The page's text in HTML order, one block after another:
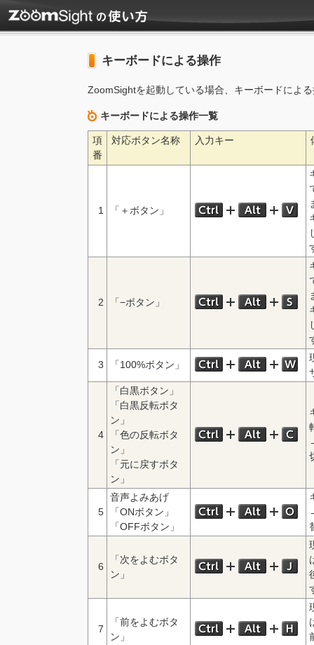
キーボードによる操作
ZoomSightを起動している場合、キーボードによ
キーボードによる操作一覧
項
番
対応ボタン名称 入力キー
1 「＋ボタン」
2 「−ボタン」
3 「100%ボタン」
4
「白黒ボタン」
「白黒反転ボタ
ン」
「色の反転ボタ
ン」
「元に戻すボタ
ン」
5
音声よみあげ
「ONボタン」
「OFFボタン」
6
「次をよむボタ
ン」
7
「前をよむボタ
ン」